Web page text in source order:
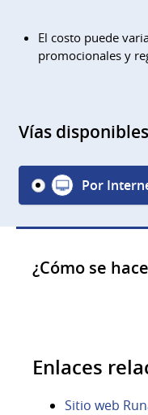
El costo puede
promocionales y
Vías
Por
¿Cómo se
Enlaces
Sitio web